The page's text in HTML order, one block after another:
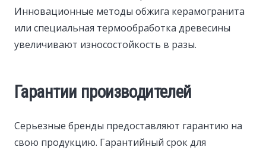
Инновационные методы обжига керамогранита
или специальная термообработка древесины
увеличивают износостойкость в разы.
Гарантии производителей
Серьезные бренды предоставляют гарантию на
свою продукцию. Гарантийный срок для